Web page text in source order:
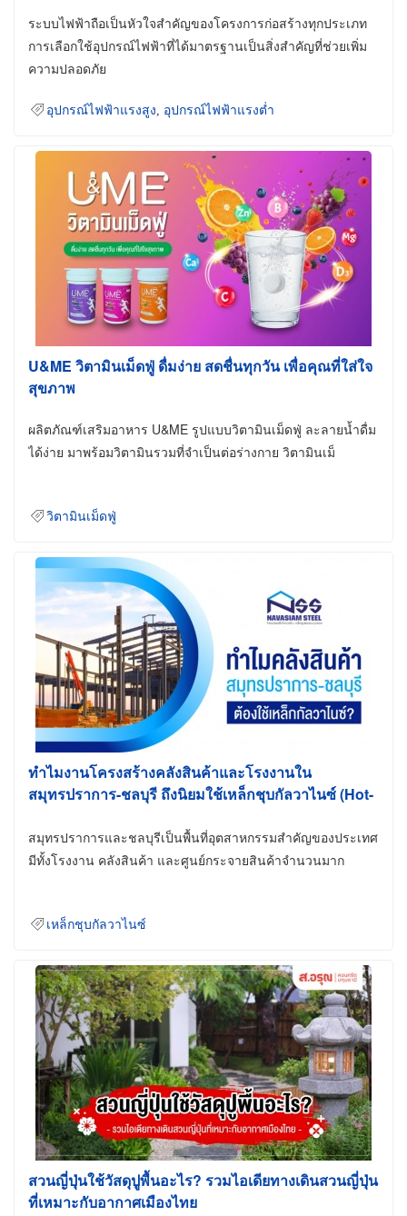
ระบบไฟฟ้าถือเป็นหัวใจสำคัญของโครงการก่อสร้างทุกประเภท
การเลือกใช้อุปกรณ์ไฟฟ้าที่ได้มาตรฐานเป็นสิ่งสำคัญที่ช่วยเพิ่ม
ความปลอดภัย
อุปกรณ์ไฟฟ้าแรงสูง อุปกรณ์ไฟฟ้าแรงต่ำ
U&ME วิตามินเม็ดฟู่ ดื่มง่าย สดชื่นทุกวัน เพื่อคุณที่ใส่ใจ
สุขภาพ
ผลิตภัณฑ์เสริมอาหาร U&ME รูปแบบวิตามินเม็ดฟู่ ละลายน้ำดื่ม
ได้ง่าย มาพร้อมวิตามินรวมที่จำเป็นต่อร่างกาย วิตามินเม็
วิตามินเม็ดฟู่
ทำไมงานโครงสร้างคลังสินค้าและโรงงานใน
สมุทรปราการ-ชลบุรี ถึงนิยมใช้เหล็กชุบกัลวาไนซ์ (Hot-
สมุทรปราการและชลบุรีเป็นพื้นที่อุตสาหกรรมสำคัญของประเทศ
มีทั้งโรงงาน คลังสินค้า และศูนย์กระจายสินค้าจำนวนมาก
เหล็กชุบกัลวาไนซ์
สวนญี่ปุ่นใช้วัสดุปูพื้นอะไร? รวมไอเดียทางเดินสวนญี่ปุ่น
ที่เหมาะกับอากาศเมืองไทย